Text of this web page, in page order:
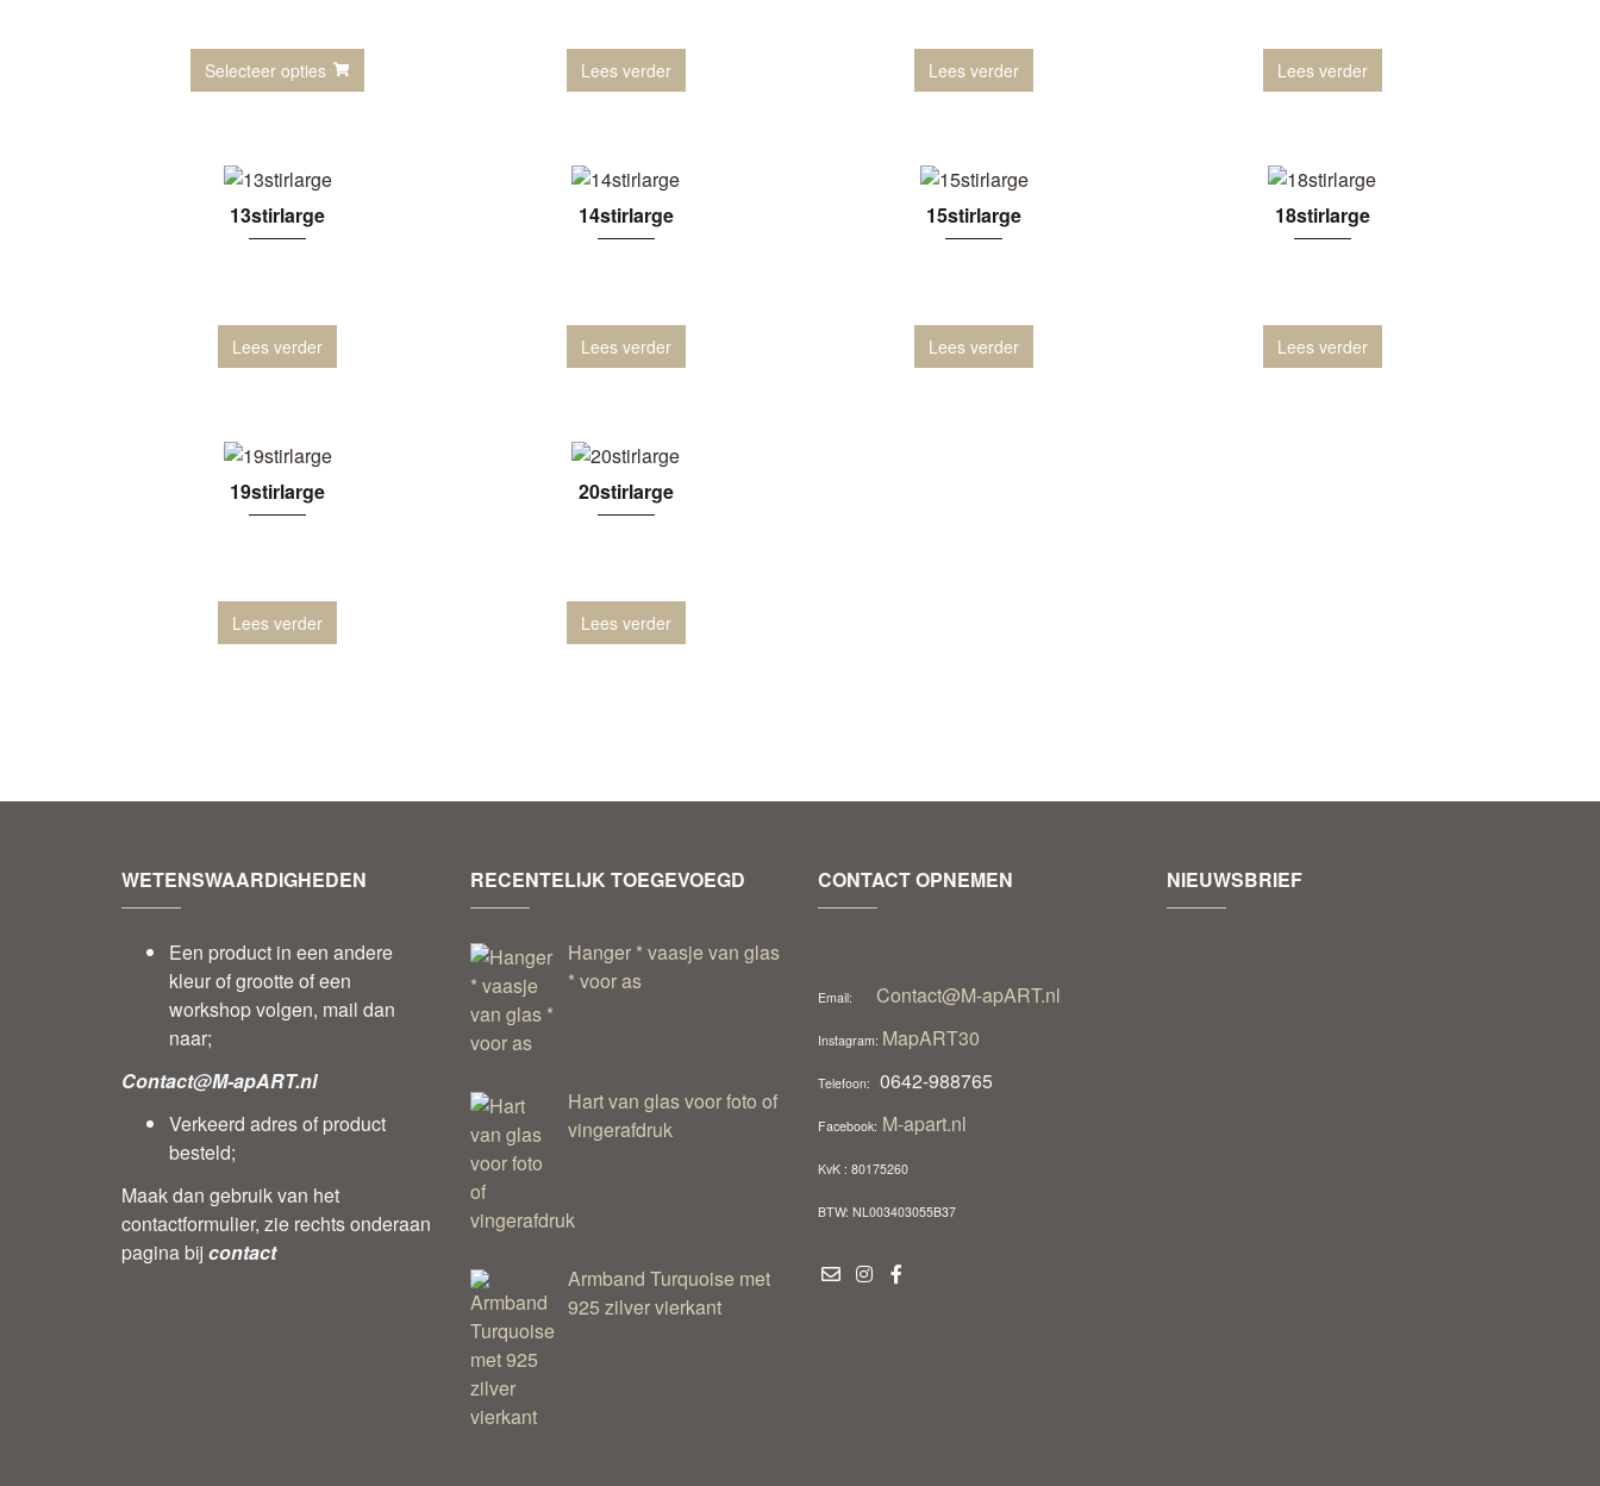
Selecteer opties Lees verder Lees verder Lees verder
13stirlarge
Lees verder
14stirlarge
Lees verder
15stirlarge
Lees verder
18stirlarge
Lees verder
19stirlarge
Lees verder
20stirlarge
Lees verder
WETENSWAARDIGHEDEN
Een product in een andere
kleur of grootte of een
workshop volgen, mail dan
naar;
Contact@M-apART.nl
Verkeerd adres of product
besteld;
Maak dan gebruik van het
contactformulier, zie rechts onderaan
pagina bij contact
RECENTELIJK TOEGEVOEGD
Hanger * vaasje van glas
* voor as
Hart van glas voor foto of
vingerafdruk
Armband Turquoise met
925 zilver vierkant
CONTACT OPNEMEN
Email: Contact@M-apART.nl
Instagram: MapART30
Telefoon: 0642-988765
Facebook: M-apart.nl
KvK : 80175260
BTW: NL003403055B37
NIEUWSBRIEF